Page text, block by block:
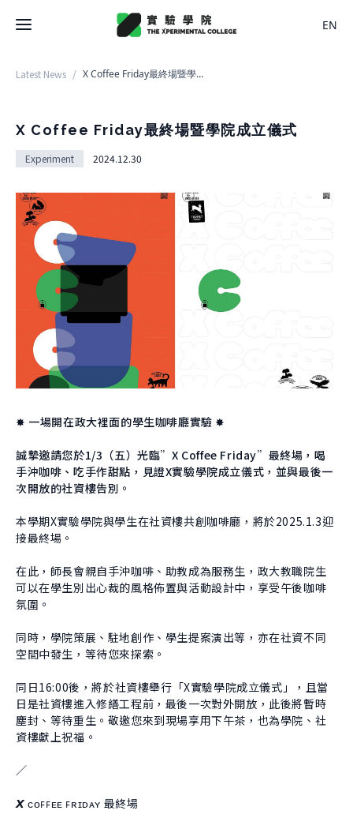
EN
Latest News
College
About College
Team Members
Regulations
About Space
Design
Residence
Rental
X Bachelor
About
Application
Documents
Team
Course
About Course
Timetable
Previous Courses
Experiment
About Experiment
Student Experiment
College Experiment
Collaboration
Allies
Center for Creativity and Innovation Studies
CANJUNE
Shiuhli Foundation
Latest News / X Coffee Friday最終場暨學院成立儀式
X Coffee Friday最終場暨學院成立儀式
Experiment 2024.12.30
✸ 一場開在政大裡面的學生咖啡廳實驗 ✸
誠摯邀請您於1/3（五）光臨”X Coffee Friday”最終場，喝
手沖咖啡、吃手作甜點，見證X實驗學院成立儀式，並與最後一
次開放的社資樓告別。
本學期X實驗學院與學生在社資樓共創咖啡廳，將於2025.1.3迎
接最終場。
在此，師長會親自手沖咖啡、助教成為服務生，政大教職院生
可以在學生別出心裁的風格佈置與活動設計中，享受午後咖啡
氛圍。
同時，學院策展、駐地創作、學生提案演出等，亦在社資不同
空間中發生，等待您來探索。
同日16:00後，將於社資樓舉行「X實驗學院成立儀式」，且當
日是社資樓進入修繕工程前，最後一次對外開放，此後將暫時
塵封、等待重生。敬邀您來到現場享用下午茶，也為學院、社
資樓獻上祝福。
／
𝙓 ᴄᴏꜰꜰᴇᴇ ꜰʀɪᴅᴀʏ 最終場